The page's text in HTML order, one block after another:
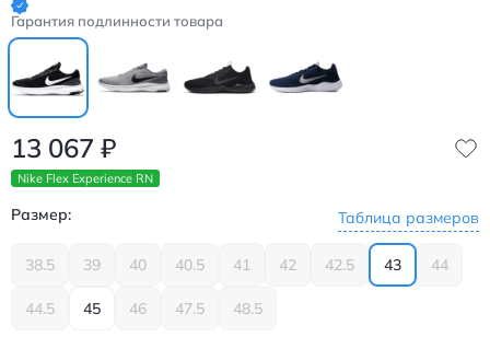
Гарантия подлинности товара
13 067 ₽
Nike Flex Experience RN
Размер: Таблица размеров
38.5 39 40 40.5 41 42 42.5 43 44
44.5 45 46 47.5 48.5